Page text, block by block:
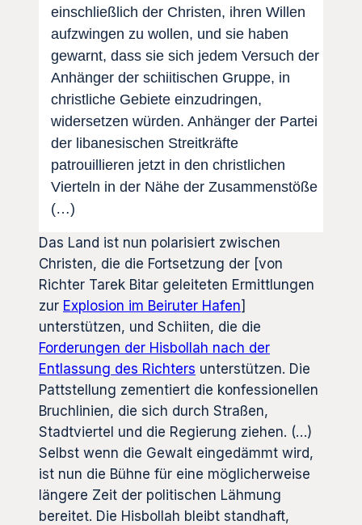
einschließlich der Christen, ihren Willen
aufzwingen zu wollen, und sie haben
gewarnt, dass sie sich jedem Versuch der
Anhänger der schiitischen Gruppe, in
christliche Gebiete einzudringen,
widersetzen würden. Anhänger der Partei
der libanesischen Streitkräfte
patrouillieren jetzt in den christlichen
Vierteln in der Nähe der Zusammenstöße
(…)
Das Land ist nun polarisiert zwischen
Christen, die die Fortsetzung der [von
Richter Tarek Bitar geleiteten Ermittlungen
zur Explosion im Beiruter Hafen]
unterstützen, und Schiiten, die die
Forderungen der Hisbollah nach der
Entlassung des Richters unterstützen. Die
Pattstellung zementiert die konfessionellen
Bruchlinien, die sich durch Straßen,
Stadtviertel und die Regierung ziehen. (…)
Selbst wenn die Gewalt eingedämmt wird,
ist nun die Bühne für eine möglicherweise
längere Zeit der politischen Lähmung
bereitet. Die Hisbollah bleibt standhaft,